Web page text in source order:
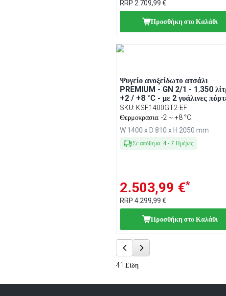
RRP 2.709,99 €
Προσθήκη στο Καλάθι
Ψυγείο ανοξείδωτο ατσάλι
PREMIUM - GN 2/1 - 1.350
+2 / +8 °C - με 2 γυάλινες
SKU: KSF1400GT2-EF
Θερμοκρασια: -2 ~ +8 °C
W 1400 x D 810 x H 2050 mm
Σε απόθεμα: 4- 7 Ημέρες
2.503,99 €*
RRP 4.299,99 €
Προσθήκη στο Καλάθι
41 Είδη